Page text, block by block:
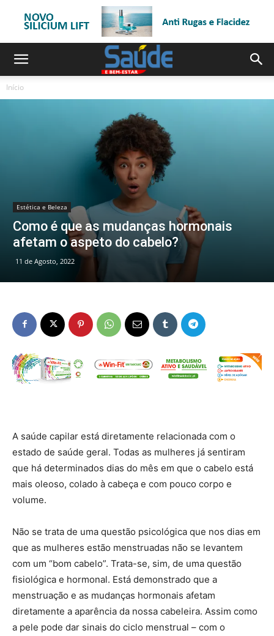
Início
Estética e Beleza
Como é que as mudanças hormonais
afetam o aspeto do cabelo?
11 de Agosto, 2022
A saúde capilar está diretamente relacionada com o
estado de saúde geral. Todas as mulheres já sentiram
que há determinados dias do mês em que o cabelo está
mais oleoso, colado à cabeça e com pouco corpo e
volume.
Não se trata de uma questão psicológica que nos dias em
que as mulheres estão menstruadas não se levantem
com um “bom cabelo”. Trata-se, sim, de uma questão
fisiológica e hormonal. Está demonstrado que a
menstruação e as mudanças hormonais afetam
diretamente a aparência da nossa cabeleira. Assim como
a pele pode dar sinais do ciclo menstrual – com o